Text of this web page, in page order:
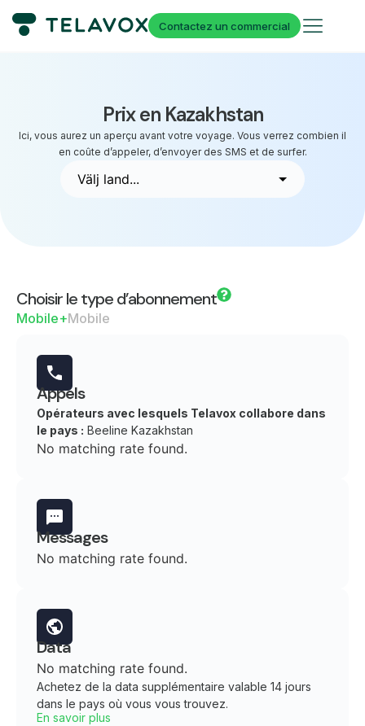
Contactez un commercial
Prix en Kazakhstan
Ici, vous aurez un aperçu avant votre voyage. Vous verrez combien il
en coûte d’appeler, d’envoyer des SMS et de surfer.
Choisir le type d’abonnement
Mobile+Mobile
Appels
Opérateurs avec lesquels Telavox collabore dans
le pays : Beeline Kazakhstan
No matching rate found.
Messages
No matching rate found.
Data
No matching rate found.
Achetez de la data supplémentaire valable 14 jours
dans le pays où vous vous trouvez.
En savoir plus